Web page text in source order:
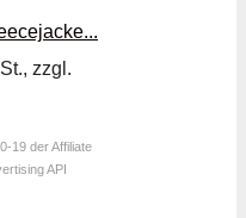
zzgl.
19 der Affiliate
API